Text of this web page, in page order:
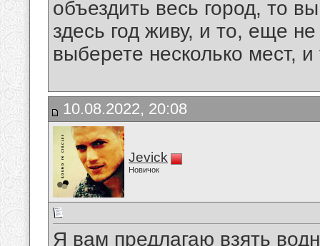
объездить весь город, то
здесь год живу, и то, еще
выберете несколько мест,
10.08.2022, 20:08
Jevick
Новичок
Я вам предлагаю взять